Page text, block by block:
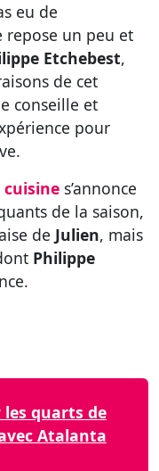
eu de
repose un peu et
Etchebest,
de cet
conseille et
pour
cuisine s’annonce
de la saison,
de Julien, mais
Philippe
quarts de
Atalanta